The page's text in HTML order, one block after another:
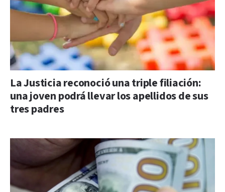
La Justicia reconoció una triple filiación:
una joven podrá llevar los apellidos de sus
tres padres